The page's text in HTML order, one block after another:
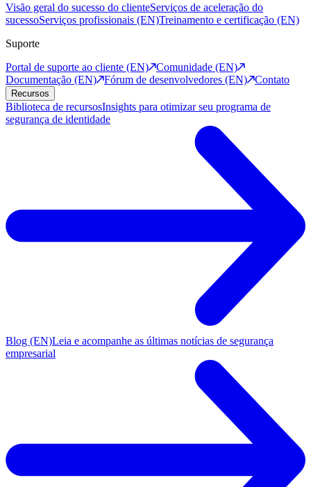
Visão geral do sucesso do clienteServiços de aceleração do
sucessoServiços profissionais (EN)Treinamento e certificação (EN)
Suporte
Portal de suporte ao cliente (EN)
Comunidade (EN)
Documentação (EN)
Fórum de desenvolvedores (EN) Contato
Recursos
Biblioteca de recursosInsights para otimizar seu programa de
segurança de identidade
Blog (EN)Leia e acompanhe as últimas notícias de segurança
empresarial